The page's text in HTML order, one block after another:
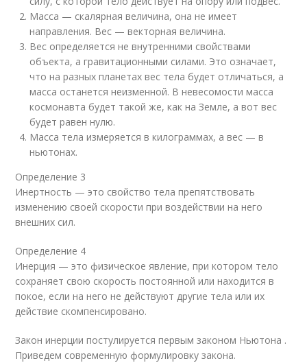
Масса — скалярная величина, она не имеет
направления. Вес — векторная величина.
Вес определяется не внутренними свойствами
объекта, а гравитационными силами. Это означает,
что на разных планетах вес тела будет отличаться, а
масса останется неизменной. В невесомости масса
космонавта будет такой же, как на Земле, а вот вес
будет равен нулю.
Масса тела измеряется в килограммах, а вес — в
ньютонах.
Определение 3
Инертность — это свойство тела препятствовать
изменению своей скорости при воздействии на него
внешних сил.
Определение 4
Инерция — это физическое явление, при котором тело
сохраняет свою скорость постоянной или находится в
покое, если на него не действуют другие тела или их
действие скомпенсировано.
Закон инерции постулируется первым законом Ньютона .
Приведем современную формулировку закона.